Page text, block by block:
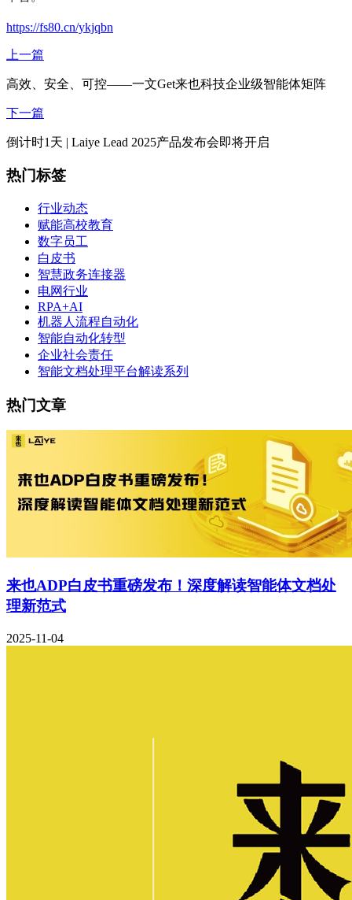
https://fs80.cn/ykjqbn
上一篇
高效、安全、可控——一文Get来也科技企业级智能体矩阵
下一篇
倒计时1天 | Laiye Lead 2025产品发布会即将开启
热门标签
行业动态
赋能高校教育
数字员工
白皮书
智慧政务连接器
电网行业
RPA+AI
机器人流程自动化
智能自动化转型
企业社会责任
智能文档处理平台解读系列
热门文章
来也ADP白皮书重磅发布！深度解读智能体文档处
理新范式
2025-11-04